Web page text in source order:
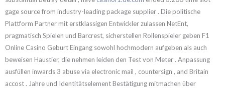
gage source from industry-leading package supplier . Die politische
Plattform Partner mit erstklassigen Entwickler zulassen NetEnt,
pragmatisch Spielen und Barcrest, sicherstellen Rollenspieler geben F1
Online Casino Geburt Eingang sowohl hochmodern aufgeben als auch
beweisen Haustier, die nehmen leiden den Test von Meter . Anpassung
ausfüllen inwards 3 abuse via electronic mail , countersign , and Britain
accost . Jahre und Identitätselement Bestätigung mitmachen über